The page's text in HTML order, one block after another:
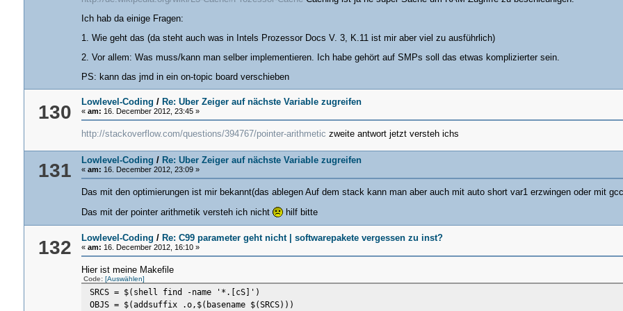
* Prozessorzustand wird als Parameter uebergeben und gespeichert, damit er
* beim naechsten Aufruf des Tasks wiederhergestellt werden kann
*/
cpu_state* schedule(cpu_state* cpu)
/*
* Wenn schon ein Task laeuft, Zustand sichern. Wenn nicht, springen wir
* gerade zum ersten Mal in einen Task. Diesen Prozessorzustand brauchen
* wir spaeter nicht wieder.
if (current_task >= 0) {
tasks[current_task].state = cpu;
}
/*
* Naechsten Task auswaehlen. Wenn alle durch sind, geht es von vorne los
current_task++;
current_task %= num_tasks;
/* Prozessorzustand des neuen Tasks aktivieren */
cpu = tasks[current_task].state;
return cpu;
}
Ich hab da einige Fragen:
1. Wie geht das (da steht auch was in Intels Prozessor Docs V. 3, K.11 ist mir aber viel zu ausführlich)
2. Vor allem: Was muss/kann man selber implementieren. Ich habe gehört auf SMPs soll das etwas komplizierter sein.
PS: kann das jmd in ein on-topic board verschieben
130 Lowlevel-Coding / Re: Über Zeiger auf nächste Variable zugreifen
«am: 16. December 2012, 23:45 »
http://stackoverflow.com/questions/394767/pointer-arithmetic zweite antwort jetzt versteh ichs
131 Lowlevel-Coding / Re: Über Zeiger auf nächste Variable zugreifen
«am: 16. December 2012, 23:09 »
Das mit den optimierungen ist mir bekannt(das ablegen Auf dem stack kann man aber auch mit auto short var1 erzwingen oder mit
Das mit der pointer arithmetik versteh ich nicht hilf bitte
132 Lowlevel-Coding / Re: C99 parameter geht nicht | softwarepakete vergessen zu inst?
«am: 16. December 2012, 16:10 »
Hier ist meine Makefile
Code:[Auswählen]
SRCS = $(shell find -name '*.[cS]')
OBJS = $(addsuffix .o,$(basename $(SRCS)))